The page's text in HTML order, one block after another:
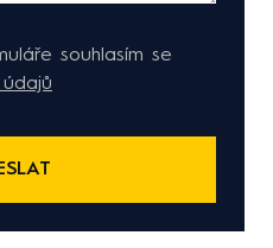
souhlasím se